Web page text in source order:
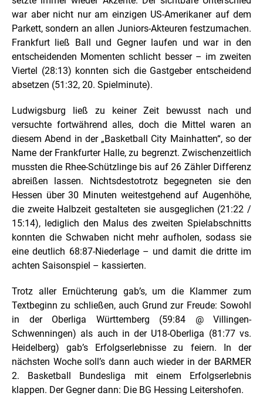
war aber nicht nur am einzigen US-Amerikaner auf dem
Parkett, sondern an allen Juniors-Akteuren festzumachen.
Frankfurt ließ Ball und Gegner laufen und war in den
entscheidenden Momenten schlicht besser – im zweiten
Viertel (28:13) konnten sich die Gastgeber entscheidend
absetzen (51:32, 20. Spielminute).
Ludwigsburg ließ zu keiner Zeit bewusst nach und
versuchte fortwährend alles, doch die Mittel waren an
diesem Abend in der „Basketball City Mainhatten“, so der
Name der Frankfurter Halle, zu begrenzt. Zwischenzeitlich
mussten die Rhee-Schützlinge bis auf 26 Zähler Differenz
abreißen lassen. Nichtsdestotrotz begegneten sie den
Hessen über 30 Minuten weitestgehend auf Augenhöhe,
die zweite Halbzeit gestalteten sie ausgeglichen (21:22 /
15:14), lediglich den Malus des zweiten Spielabschnitts
konnten die Schwaben nicht mehr aufholen, sodass sie
eine deutlich 68:87-Niederlage – und damit die dritte im
achten Saisonspiel – kassierten.
Trotz aller Ernüchterung gab’s, um die Klammer zum
Textbeginn zu schließen, auch Grund zur Freude: Sowohl
in der Oberliga Württemberg (59:84 @ Villingen-
Schwenningen) als auch in der U18-Oberliga (81:77 vs.
Heidelberg) gab’s Erfolgserlebnisse zu feiern. In der
nächsten Woche soll’s dann auch wieder in der BARMER
2. Basketball Bundesliga mit einem Erfolgserlebnis
klappen. Der Gegner dann: Die BG Hessing Leitershofen.